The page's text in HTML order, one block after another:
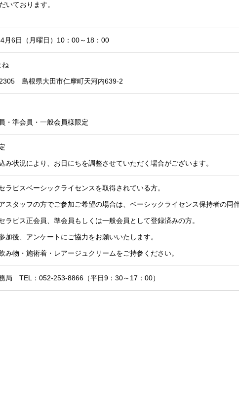
いております。
月6日（月曜日）10：00～18：00
ね
島根県大田市仁摩町天河内639-2
・準会員・一般会員様限定
み状況により、お日にちを調整させていただく場合がございます。
ラピスベーシックライセンスを取得されている方。
スタッフの方でご参加ご希望の場合は、ベーシックライセンス保持者の同
ラピス正会員、準会員もしくは一般会員として登録済みの方。
加後、アンケートにご協力をお願いいたします。
み物・施術着・レアージュクリームをご持参ください。
局 TEL：052-253-8866（平日9：30～17：00）